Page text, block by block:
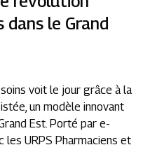
le Grand
voit le jour grâce à la
un modèle innovant
Est. Porté par e-
les URPS Pharmaciens et